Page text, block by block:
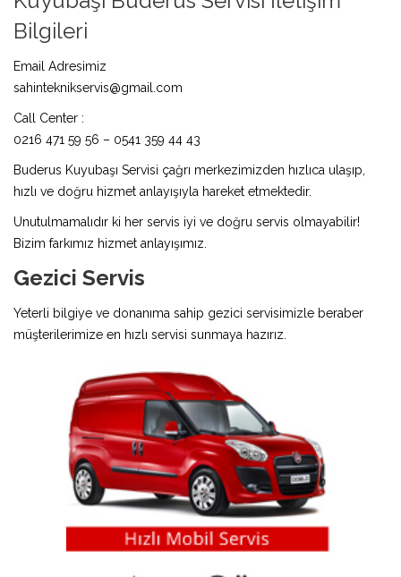
Bilgileri
Email Adresimiz
sahinteknikservis@gmail.com
Call Center :
0216 471 59 56 – 0541 359 44 43
Buderus Kuyubaşı Servisi çağrı merkezimizden hızlıca ulaşıp,
hızlı ve doğru hizmet anlayışıyla hareket etmektedir.
Unutulmamalıdır ki her servis iyi ve doğru servis olmayabilir!
Bizim farkımız hizmet anlayışımız.
Gezici Servis
Yeterli bilgiye ve donanıma sahip gezici servisimizle beraber
müşterilerimize en hızlı servisi sunmaya hazırız.